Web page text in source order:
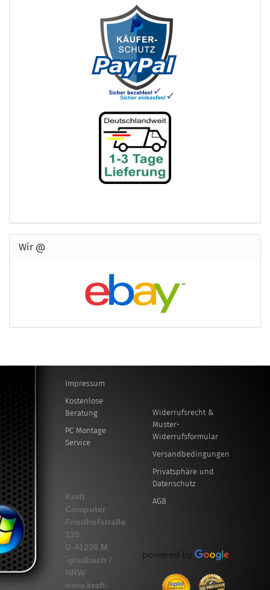
Wir @
Impressum
Kostenlose
Beratung
PC Montage
Service
Kraft
Computer
Friedhofstraße
135
D-41236 M
´gladbach /
NRW
www.kraft-
Widerrufsrecht &
Muster-
Widerrufsformular
Versandbedingungen
Privatsphäre und
Datenschutz
AGB